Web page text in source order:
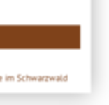
im Schwarzwald